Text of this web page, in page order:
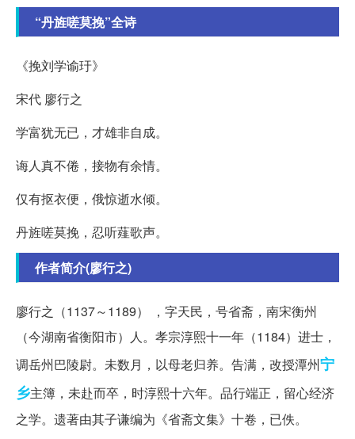
“丹旌嗟莫挽”全诗
《挽刘学谕玗》
宋代 廖行之
学富犹无已，才雄非自成。
诲人真不倦，接物有余情。
仅有抠衣便，俄惊逝水倾。
丹旌嗟莫挽，忍听薤歌声。
作者简介(廖行之)
廖行之（1137～1189） ，字天民，号省斋，南宋衡州
（今湖南省衡阳市）人。孝宗淳熙十一年（1184）进士，
调岳州巴陵尉。未数月，以母老归养。告满，改授潭州宁
乡主簿，未赴而卒，时淳熙十六年。品行端正，留心经济
之学。遗著由其子谦编为《省斋文集》十卷，已佚。